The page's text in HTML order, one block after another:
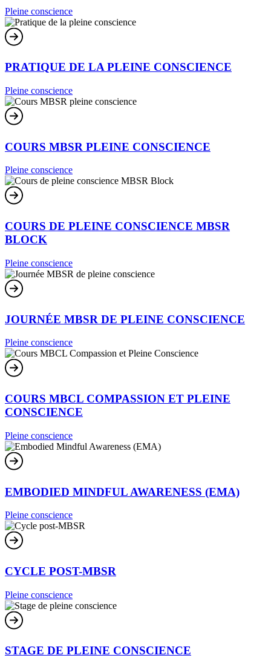
Pleine conscience
PRATIQUE DE LA PLEINE CONSCIENCE
Pleine conscience
COURS MBSR PLEINE CONSCIENCE
Pleine conscience
COURS DE PLEINE CONSCIENCE MBSR
BLOCK
Pleine conscience
JOURNÉE MBSR DE PLEINE CONSCIENCE
Pleine conscience
COURS MBCL COMPASSION ET PLEINE
CONSCIENCE
Pleine conscience
EMBODIED MINDFUL AWARENESS (EMA)
Pleine conscience
CYCLE POST-MBSR
Pleine conscience
STAGE DE PLEINE CONSCIENCE